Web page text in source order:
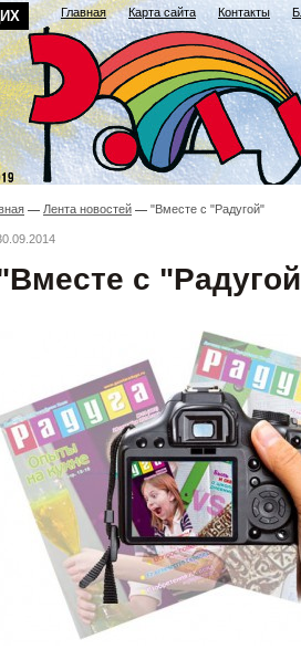
Главная Карта сайта Контакты
Лента новостей "Вместе с "Радугой"
с